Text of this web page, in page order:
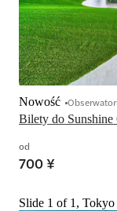
Bilety do Sunshine
Nowość
od
700 ¥
Slide 1 of 1,